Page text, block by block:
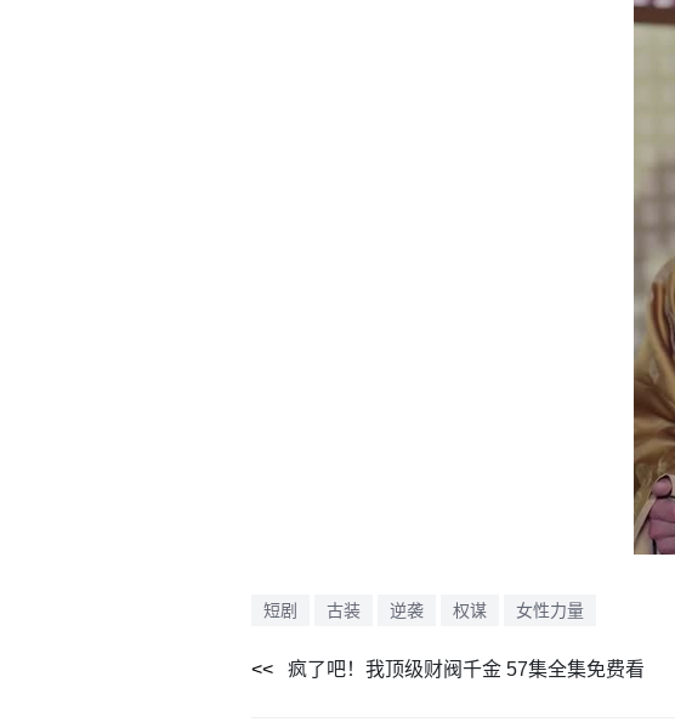
短剧 古装 逆袭 权谋 女性力量
疯了吧！我顶级财阀千金 57集全集免费看